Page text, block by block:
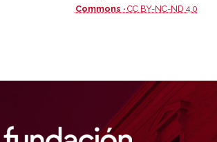
Commons · CC BY-NC-ND 4.0